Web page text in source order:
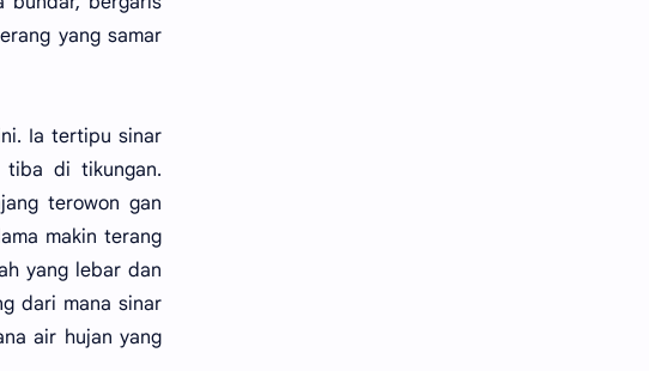
yang samar
Ia tertipu sinar
tiba di tikungan.
terowon gan
makin terang
yang lebar dan
dari mana sinar
air hujan yang